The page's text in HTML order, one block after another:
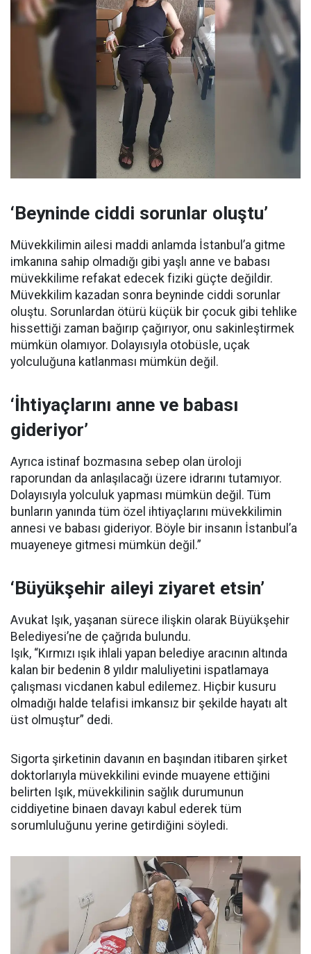
‘Beyninde ciddi sorunlar oluştu’
Müvekkilimin ailesi maddi anlamda İstanbul’a gitme
imkanına sahip olmadığı gibi yaşlı anne ve babası
müvekkilime refakat edecek fiziki güçte değildir.
Müvekkilim kazadan sonra beyninde ciddi sorunlar
oluştu. Sorunlardan ötürü küçük bir çocuk gibi tehlike
hissettiği zaman bağırıp çağırıyor, onu sakinleştirmek
mümkün olamıyor. Dolayısıyla otobüsle, uçak
yolculuğuna katlanması mümkün değil.
‘İhtiyaçlarını anne ve babası
gideriyor’
Ayrıca istinaf bozmasına sebep olan üroloji
raporundan da anlaşılacağı üzere idrarını tutamıyor.
Dolayısıyla yolculuk yapması mümkün değil. Tüm
bunların yanında tüm özel ihtiyaçlarını müvekkilimin
annesi ve babası gideriyor. Böyle bir insanın İstanbul’a
muayeneye gitmesi mümkün değil.”
‘Büyükşehir aileyi ziyaret etsin’
Avukat Işık, yaşanan sürece ilişkin olarak Büyükşehir
Belediyesi’ne de çağrıda bulundu.
Işık, “Kırmızı ışık ihlali yapan belediye aracının altında
kalan bir bedenin 8 yıldır maluliyetini ispatlamaya
çalışması vicdanen kabul edilemez. Hiçbir kusuru
olmadığı halde telafisi imkansız bir şekilde hayatı alt
üst olmuştur” dedi.
Sigorta şirketinin davanın en başından itibaren şirket
doktorlarıyla müvekkilini evinde muayene ettiğini
belirten Işık, müvekkilinin sağlık durumunun
ciddiyetine binaen davayı kabul ederek tüm
sorumluluğunu yerine getirdiğini söyledi.